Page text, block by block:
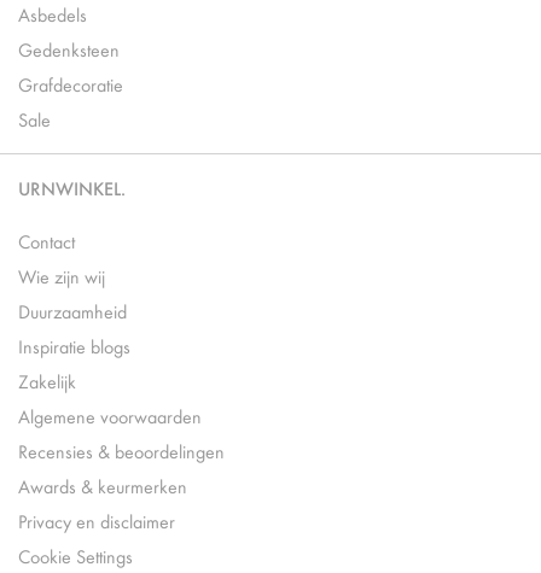
Asbedels
Gedenksteen
Grafdecoratie
Sale
URNWINKEL.
Contact
Wie zijn wij
Duurzaamheid
Inspiratie blogs
Zakelijk
Algemene voorwaarden
Recensies & beoordelingen
Awards & keurmerken
Privacy en disclaimer
Cookie Settings